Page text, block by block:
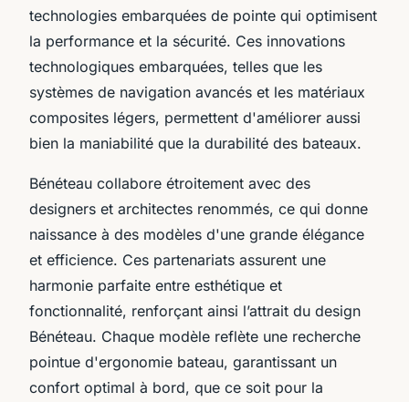
technologies embarquées de pointe qui optimisent
la performance et la sécurité. Ces innovations
technologiques embarquées, telles que les
systèmes de navigation avancés et les matériaux
composites légers, permettent d'améliorer aussi
bien la maniabilité que la durabilité des bateaux.
Bénéteau collabore étroitement avec des
designers et architectes renommés, ce qui donne
naissance à des modèles d'une grande élégance
et efficience. Ces partenariats assurent une
harmonie parfaite entre esthétique et
fonctionnalité, renforçant ainsi l’attrait du design
Bénéteau. Chaque modèle reflète une recherche
pointue d'ergonomie bateau, garantissant un
confort optimal à bord, que ce soit pour la